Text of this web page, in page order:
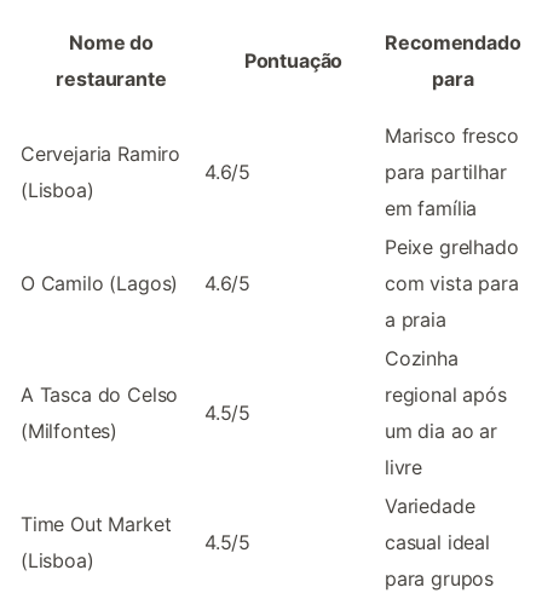
Nome do
restaurante
Pontuação
Recomendado
para
Cervejaria Ramiro
(Lisboa)
4.6/5
Marisco fresco
para partilhar
em família
O Camilo (Lagos) 4.6/5
Peixe grelhado
com vista para
a praia
A Tasca do Celso
(Milfontes)
4.5/5
Cozinha
regional após
um dia ao ar
livre
Time Out Market
(Lisboa)
4.5/5
Variedade
casual ideal
para grupos